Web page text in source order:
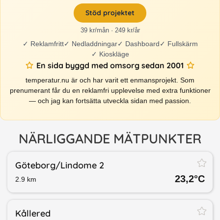
Stöd projektet
39 kr/mån · 249 kr/år
✓ Reklamfritt✓ Nedladdningar✓ Dashboard✓ Fullskärm
✓ Kioskläge
En sida byggd med omsorg sedan 2001
temperatur.nu är och har varit ett enmansprojekt. Som
prenumerant får du en reklamfri upplevelse med extra funktioner
— och jag kan fortsätta utveckla sidan med passion.
NÄRLIGGANDE MÄTPUNKTER
Göteborg/​Lindome 2
2.9 km 23,2°C
Kållered